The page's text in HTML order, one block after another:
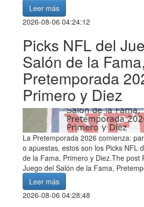
Leer más
2026-08-06 04:24:12
Picks NFL del
Salón de la Fama,
Pretemporada
Primero y Diez
La Pretemporada 2026 comienza:
o apuestas, estos son los Picks NFL
de la Fama, Primero y Diez.The post
Juego del Salón de la Fama,
Leer más
2026-08-06 04:28:48